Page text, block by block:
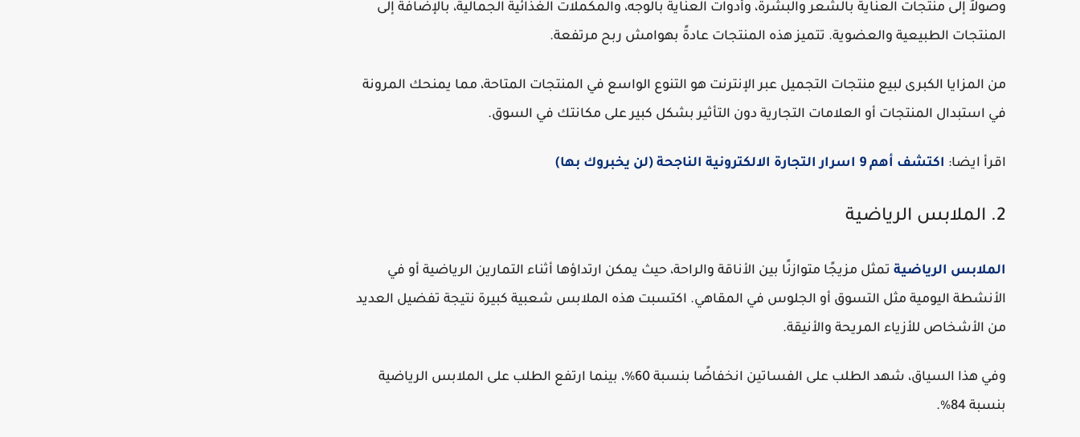
وصولاً إلى منتجات العناية بالشعر والبشرة، وأدوات العناية بالوجه، والمكملات الغذائية الجمالية، بالإضافة إلى
المنتجات الطبيعية والعضوية. تتميز هذه المنتجات عادةً بهوامش ربح مرتفعة.
من المزايا الكبرى لبيع منتجات التجميل عبر الإنترنت هو التنوع الواسع في المنتجات المتاحة، مما يمنحك المرونة
في استبدال المنتجات أو العلامات التجارية دون التأثير بشكل كبير على مكانتك في السوق.
اقرأ ايضا: اكتشف أهم 9 اسرار التجارة الالكترونية الناجحة (لن يخبروك بها)
2. الملابس الرياضية
الملابس الرياضية تمثل مزيجًا متوازنًا بين الأناقة والراحة، حيث يمكن ارتداؤها أثناء التمارين الرياضية أو في
الأنشطة اليومية مثل التسوق أو الجلوس في المقاهي. اكتسبت هذه الملابس شعبية كبيرة نتيجة تفضيل العديد
من الأشخاص للأزياء المريحة والأنيقة.
وفي هذا السياق، شهد الطلب على الفساتين انخفاضًا بنسبة 60%، بينما ارتفع الطلب على الملابس الرياضية
بنسبة 84%.